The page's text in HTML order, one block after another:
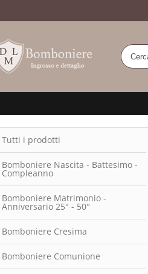
Tutti i prodotti
Bomboniere Nascita - Battesimo -
Compleanno
Bomboniere Matrimonio -
Anniversario 25° - 50°
Bomboniere Cresima
Bomboniere Comunione